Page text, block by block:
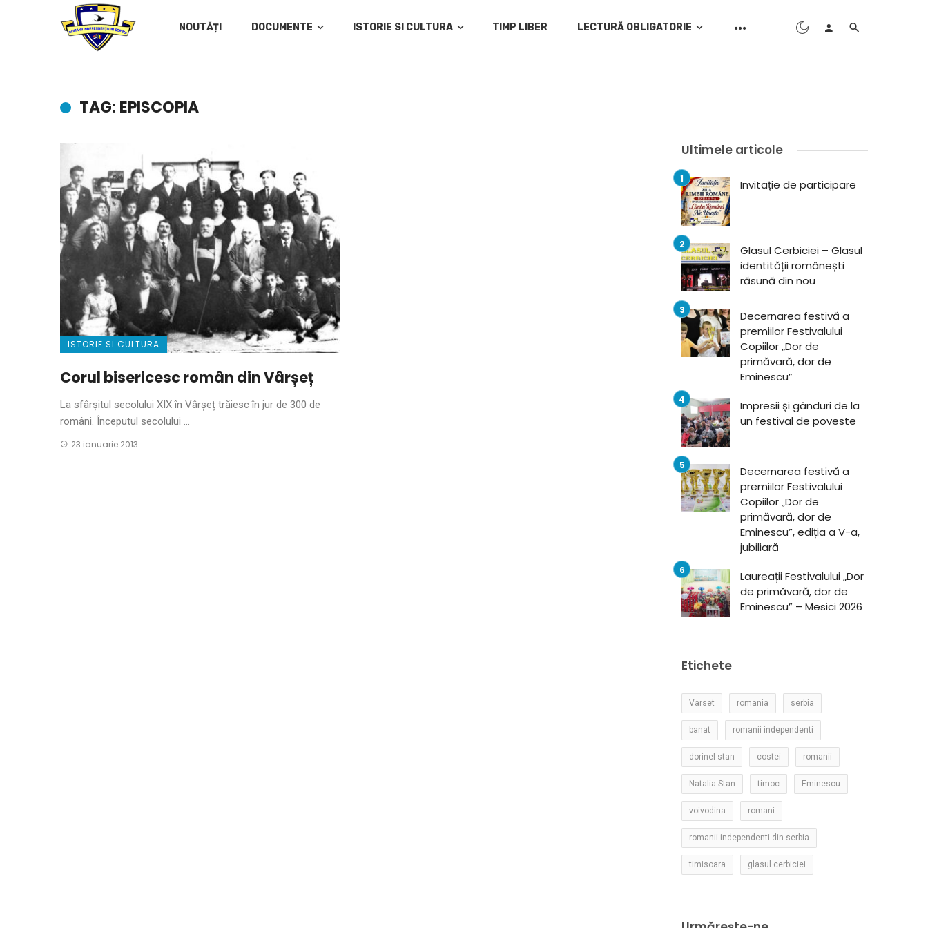
NOUTĂȚI DOCUMENTE ISTORIE SI CULTURA TIMP LIBER LECTURĂ OBLIGATORIE
TAG: EPISCOPIA
ISTORIE SI CULTURA
Corul bisericesc român din Vârșeț
La sfârșitul secolului XIX în Vârșeț trăiesc în jur de 300 de
români. Începutul secolului ...
23 ianuarie 2013
Ultimele articole
Invitație de participare
Glasul Cerbiciei – Glasul
identității românești
răsună din nou
Decernarea festivă a
premiilor Festivalului
Copiilor „Dor de
primăvară, dor de
Eminescu”
Impresii și gânduri de la
un festival de poveste
Decernarea festivă a
premiilor Festivalului
Copiilor „Dor de
primăvară, dor de
Eminescu”, ediția a V-a,
jubiliară
Laureații Festivalului „Dor
de primăvară, dor de
Eminescu” – Mesici 2026
Etichete
Varset romania serbia
banat romanii independenti
dorinel stan costei romanii
Natalia Stan timoc Eminescu
voivodina romani
romanii independenti din serbia
timisoara glasul cerbiciei